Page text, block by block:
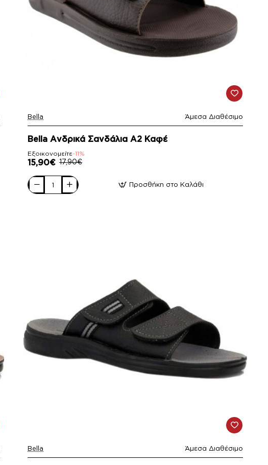
-11%
Bella Άμεσα Διαθέσιμο
Bella Ανδρικά Σανδάλια Α2 Καφέ
Εξοικονομείτε-11%
15,90€ 17,90€
Bella
Ανδρικά
Προσθήκη στο Καλάθι
-11%
Bella Άμεσα Διαθέσιμο